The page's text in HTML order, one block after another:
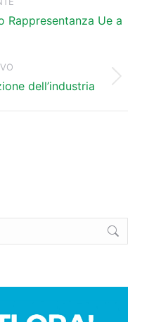
Rappresentanza Ue a
dell’industria